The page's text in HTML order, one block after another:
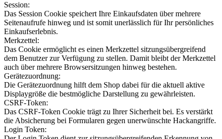
Session:
Das Session Cookie speichert Ihre Einkaufsdaten über mehrere
Seitenaufrufe hinweg und ist somit unerlässlich für Ihr persönliches
Einkaufserlebnis.
Merkzettel:
Das Cookie ermöglicht es einen Merkzettel sitzungsübergreifend
dem Benutzer zur Verfügung zu stellen. Damit bleibt der Merkzettel
auch über mehrere Browsersitzungen hinweg bestehen.
Gerätezuordnung:
Die Gerätezuordnung hilft dem Shop dabei für die aktuell aktive
Displaygröße die bestmögliche Darstellung zu gewährleisten.
CSRF-Token:
Das CSRF-Token Cookie trägt zu Ihrer Sicherheit bei. Es verstärkt
die Absicherung bei Formularen gegen unerwünschte Hackangriffe.
Login Token: